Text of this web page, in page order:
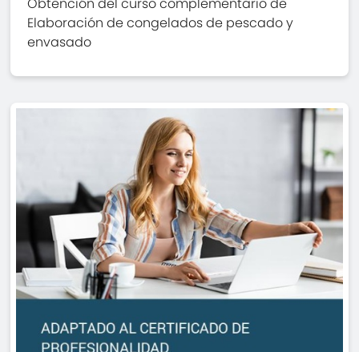
Elaboración de congelados de pescado y
envasado